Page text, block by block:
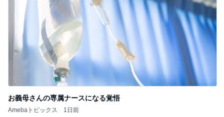
お義母さんの専属ナースになる覚悟
Amebaトピックス 1日前